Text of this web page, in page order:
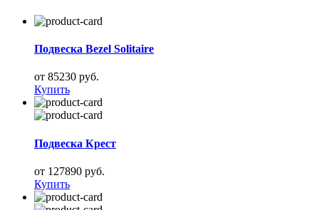
Подвеска Bezel Solitaire
от 85230 руб.
Купить
Подвеска Крест
от 127890 руб.
Купить